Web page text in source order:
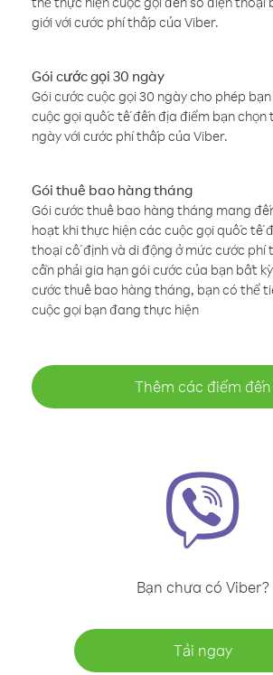
giới với cước phí thấp của Viber.
Gói cước gọi 30 ngày
Gói cước cuộc gọi 30 ngày cho phép
cuộc gọi quốc tế đến địa điểm bạn chọn
ngày với cước phí thấp của Viber.
Gói thuê bao hàng tháng
Gói cước thuê bao hàng tháng mang
hoạt khi thực hiện các cuộc gọi quốc tế
thoại cố định và di động ở mức cước phí
cần phải gia hạn gói cước của bạn bất
cước thuê bao hàng tháng, bạn có thể
cuộc gọi bạn đang thực hiện
Thêm các điểm đến
Bạn chưa có Viber?
Tải ngay